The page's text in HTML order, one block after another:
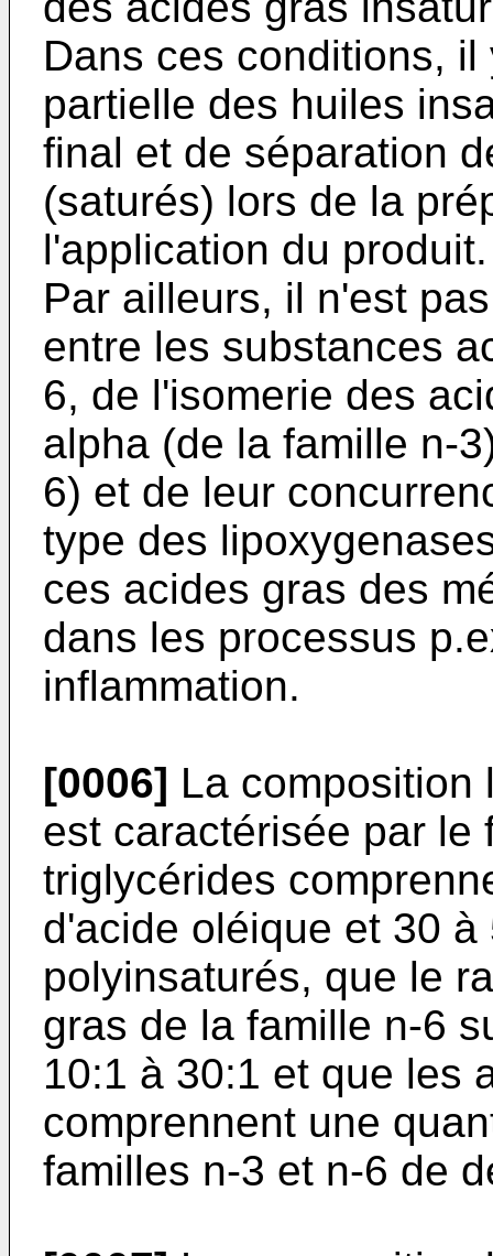
Dans ces conditions,
partielle des huiles
final et de séparation
(saturés) lors de la
l'application du produit.
Par ailleurs, il n'est
entre les substances
6, de l'isomerie des
alpha (de la famille n-
6) et de leur
type des
ces acides gras des
dans les processus
inflammation.
[0006] La composition
est caractérisée par le
triglycérides
d'acide oléique et 30
polyinsaturés, que le
gras de la famille n-6
10:1 à 30:1 et que les
comprennent une
familles n-3 et n-6 de